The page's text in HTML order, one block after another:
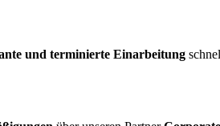
und terminierte Einarbeitung